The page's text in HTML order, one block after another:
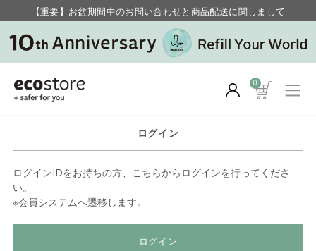
【重要】お盆期間中のお問い合わせと商品配送に関しまして
毎月お得にポイントが貯まる！ “月のポイントアップデー”
0
ログイン
ログインIDをお持ちの方、こちらからログインを行ってくださ
い。
※会員システムへ遷移します。
ログイン